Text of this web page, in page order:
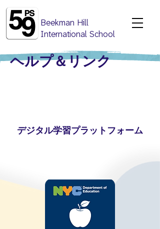
Beekman Hill
International School
ヘルプ＆リンク
デジタル学習プラットフォーム